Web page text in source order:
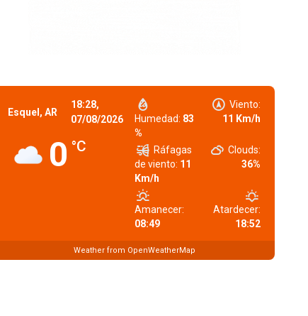
Esquel, AR
18:28,
07/08/2026
0 °C
Humedad: 83
%
Viento:
11 Km/h
Ráfagas
de viento: 11
Km/h
Clouds:
36%
Amanecer:
08:49
Atardecer:
18:52
Weather from OpenWeatherMap